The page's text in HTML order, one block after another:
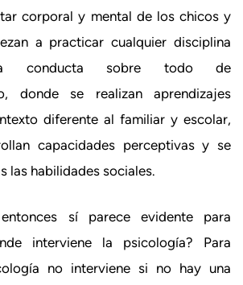
corporal y mental de los chicos y
a practicar cualquier disciplina
conducta sobre todo de
donde se realizan aprendizajes
diferente al familiar y escolar,
capacidades perceptivas y se
las habilidades sociales.
sí parece evidente para
interviene la psicología? Para
no interviene si no hay una